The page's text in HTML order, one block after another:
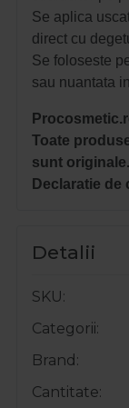
Se aplica
direct cu
Se foloseste
sau nuantata
Toate
sunt originale.
Declaratie de
Detalii
SKU
Categorii
Brand
Cantitate